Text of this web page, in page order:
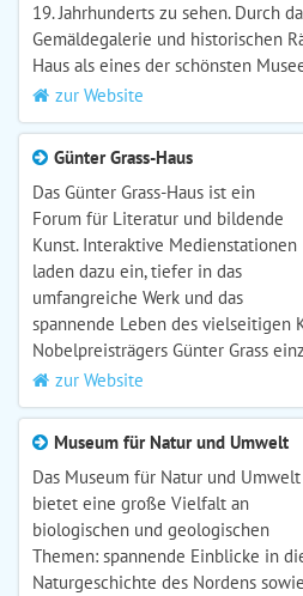
19. Jahrhunderts zu sehen. Durch
Gemäldegalerie und historischen
Haus als eines der schönsten
zur Website
Günter Grass-Haus
Das Günter Grass-Haus ist ein
Forum für Literatur und bildende
Kunst. Interaktive Medienstationen
laden dazu ein, tiefer in das
umfangreiche Werk und das
spannende Leben des vielseitigen
Nobelpreisträgers Günter Grass
zur Website
Museum für Natur und Umwelt
Das Museum für Natur und Umwelt
bietet eine große Vielfalt an
biologischen und geologischen
Themen: spannende Einblicke in
Naturgeschichte des Nordens